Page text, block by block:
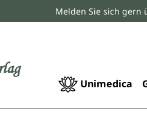
springen
Melden Sie sich gern
Unimedica